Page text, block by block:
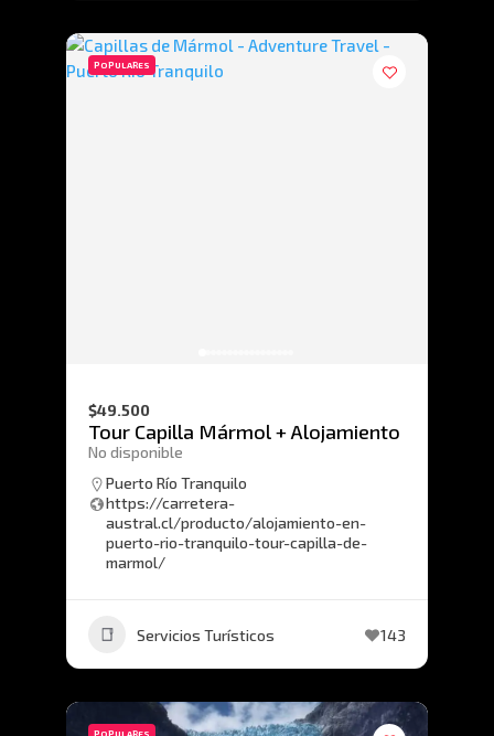
POPULARES
$49.500
Tour Capilla Mármol + Alojamiento
No disponible
Puerto Río Tranquilo
https://carretera-
austral.cl/producto/alojamiento-en-
puerto-rio-tranquilo-tour-capilla-de-
marmol/
Servicios Turísticos 143